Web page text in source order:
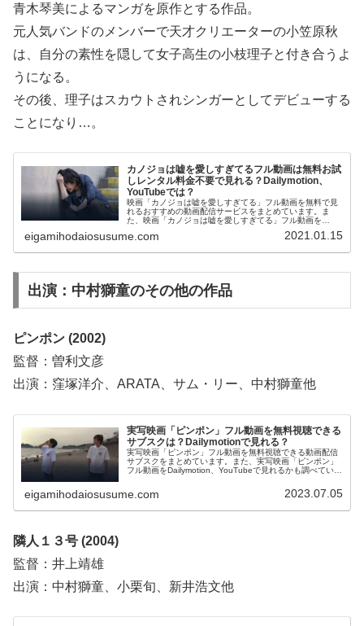
青木琴美によるマンガを原作とする作品。
元人気バンドのメンバーで天才クリエーターの小笠原秋
は、自分の素性を隠して女子高生の小枝理子と付き合うよ
うになる。
その後、理子はスカウトされシンガーとしてデビューする
ことになり…。
カノジョは嘘を愛しすぎてるフル動画は無料お試
しレンタル料金不要で見れる？Dailymotion、
YouTubeでは？
映画「カノジョは嘘を愛しすぎてる」フル動画を無料で見
れるおすすめの動画配信サービスをまとめています。ま
た、映画「カノジョは嘘を愛しすぎてる」フル動画を
て、映画「カノジョは嘘を愛しすぎてる」の作品情報やあ
ス選びや映画本編を見る前の予備知識として役立ててくだ
eigamihodaiosusume.com 2021.01.15
出演：中村獅童のその他の作品
ピンポン (2002)
監督：曽利文彦
出演：窪塚洋介、ARATA、サム・リー、中村獅童他
実写映画「ピンポン」フル動画を無料視聴できる
サブスクは？Dailymotionで見れる？
実写映画「ピンポン」フル動画を無料視聴できる動画配信
サブスクをまとめています。また、実写映画「ピンポン」
フル動画をDailymotion、YouTubeで見れるかも調べていま
についてもお伝えしていますので、動画配信サービス選び
や映画本編を見る前の予備知識として役立ててください。
eigamihodaiosusume.com 2023.07.05
隣人１３号 (2004)
監督：井上靖雄
出演：中村獅童、小栗旬、新井浩文他